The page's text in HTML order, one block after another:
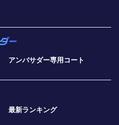
アンバサダー専用コート
最新ランキング